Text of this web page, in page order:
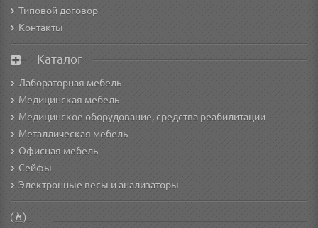
Типовой договор
Контакты
Каталог
Лабораторная мебель
Медицинская мебель
Медицинское оборудование, средства реабилитации
Металлическая мебель
Офисная мебель
Сейфы
Электронные весы и анализаторы